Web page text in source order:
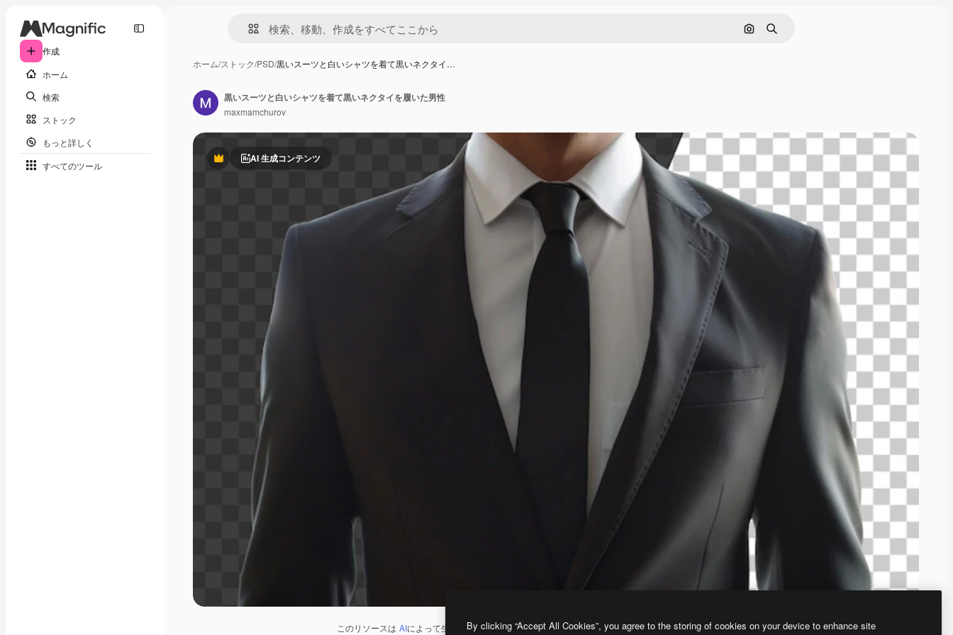
作成
ホーム
検索
ストック
もっと詳しく
すべてのツール
画像で検索
検索
ホーム/ストック/PSD/黒いスーツと白いシャツを着て黒いネクタイ…
PremiumAI 生成コンテンツ
このリソースは AIによって生成されたものです。 AI画像生成ツールを使うと、あなた独自の画像を作成できます。
黒いスーツと白いシャツを着て黒いネクタイを履いた男性
maxmamchurov
By clicking “Accept All Cookies”, you agree to the storing of cookies on your device to enhance site